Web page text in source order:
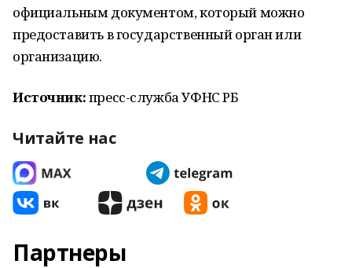
официальным документом, который можно
предоставить в государственный орган или
организацию.
Источник:пресс-служба УФНС РБ
Читайте нас
Партнеры